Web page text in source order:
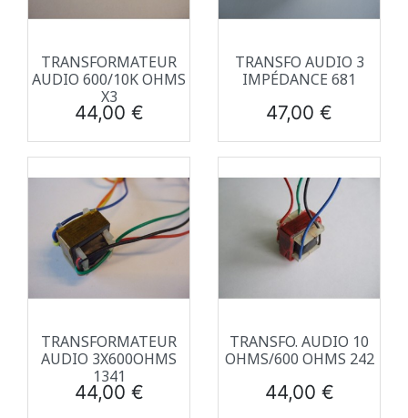
TRANSFORMATEUR
AUDIO 600/10K OHMS
X3
Prix
44,00 €
TRANSFO AUDIO 3
IMPÉDANCE 681
Prix
47,00 €
TRANSFORMATEUR
AUDIO 3X600OHMS
1341
Prix
44,00 €
TRANSFO. AUDIO 10
OHMS/600 OHMS 242
Prix
44,00 €